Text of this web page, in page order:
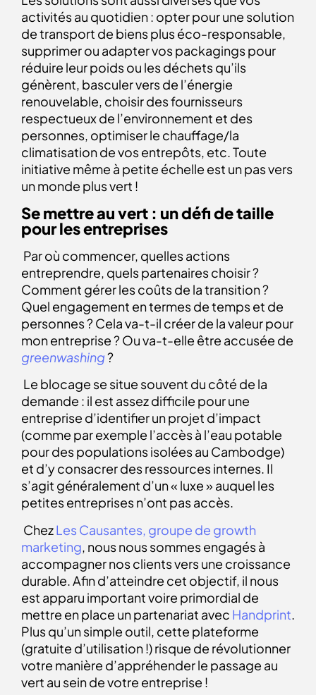
activités au quotidien : opter pour une solution
de transport de biens plus éco-responsable,
supprimer ou adapter vos packagings pour
réduire leur poids ou les déchets qu’ils
génèrent, basculer vers de l’énergie
renouvelable, choisir des fournisseurs
respectueux de l’environnement et des
personnes, optimiser le chauffage/la
climatisation de vos entrepôts, etc. Toute
initiative même à petite échelle est un pas vers
un monde plus vert !
Se mettre au vert : un défi de taille
pour les entreprises
Par où commencer, quelles actions
entreprendre, quels partenaires choisir ?
Comment gérer les coûts de la transition ?
Quel engagement en termes de temps et de
personnes? Cela va-t-il créer de la valeur pour
mon entreprise ? Ou va-t-elle être accusée de
greenwashing?
Le blocage se situe souvent du côté de la
demande : il est assez difficile pour une
entreprise d’identifier un projet d’impact
(comme par exemple l’accès à l’eau potable
pour des populations isolées au Cambodge)
et d’y consacrer des ressources internes. Il
s’agit généralement d’un « luxe » auquel les
petites entreprises n’ont pas accès.
ChezLes Causantes, groupe de growth
marketing , nous nous sommes engagés à
accompagner nos clients vers une croissance
durable. Afin d’atteindre cet objectif, il nous
est apparu important voire primordial de
mettre en place un partenariat avec Handprint
Plus qu’un simple outil, cette plateforme
(gratuite d’utilisation !) risque de révolutionner
votre manière d’appréhender le passage au
vert au sein de votre entreprise !